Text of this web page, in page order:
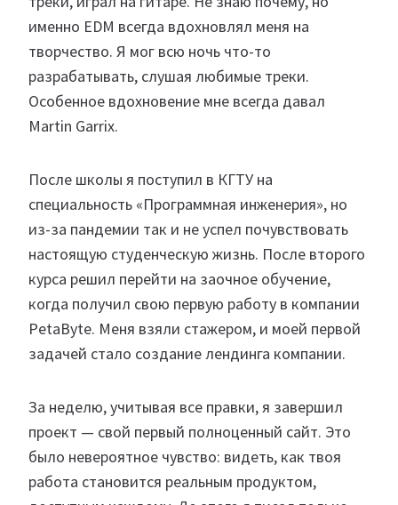
именно EDM всегда вдохновлял меня на
творчество. Я мог всю ночь что-то
разрабатывать, слушая любимые треки.
Особенное вдохновение мне всегда давал
Martin Garrix.
После школы я поступил в КГТУ на
специальность «Программная инженерия», но
из-за пандемии так и не успел почувствовать
настоящую студенческую жизнь. После второго
курса решил перейти на заочное обучение,
когда получил свою первую работу в компании
PetaByte. Меня взяли стажером, и моей первой
задачей стало создание лендинга компании.
За неделю, учитывая все правки, я завершил
проект — свой первый полноценный сайт. Это
было невероятное чувство: видеть, как твоя
работа становится реальным продуктом,